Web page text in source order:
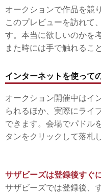
オークションで作品を競
このプレビューを訪れて
す。本当に欲しいのかを
また時には手で触れるこ
インターネットを使って
オークション開催中はイ
られるほか、実際にライ
できます。会場でパドル
タンをクリックして落札
サザビーズは登録後すぐ
サザビーズでは登録後、